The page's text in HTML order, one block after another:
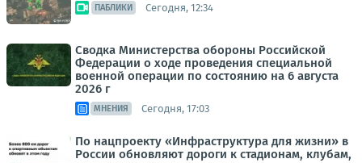
ПАБЛИКИ Сегодня, 12:34
Сводка Министерства обороны Российской
Федерации о ходе проведения специальной
военной операции по состоянию на 6 августа
2026 г
МНЕНИЯ Сегодня, 17:03
По нацпроекту «Инфраструктура для жизни» в
России обновляют дороги к стадионам, клубам,